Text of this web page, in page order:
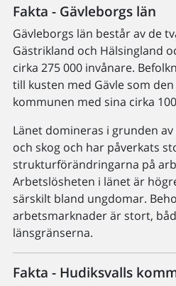
Fakta - Gävleborgs län
Gävleborgs län består av de
Gästrikland och Hälsingland
cirka 275 000 invånare.
till kusten med Gävle som
kommunen med sina cirka
Länet domineras i grunden
och skog och har påverkats
strukturförändringarna på
Arbetslösheten i länet är
särskilt bland ungdomar.
arbetsmarknader är stort,
länsgränserna.
Fakta - Hudiksvalls